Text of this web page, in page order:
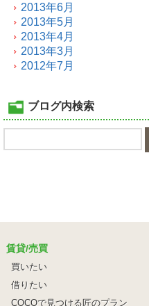
2013年6月
2013年5月
2013年4月
2013年3月
2012年7月
ブログ内検索
賃貸/売買
買いたい
借りたい
COCOで見つける匠のプラン